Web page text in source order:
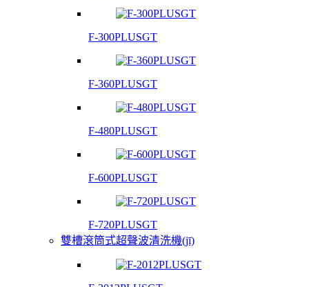
F-300PLUSGT
F-360PLUSGT
F-480PLUSGT
F-600PLUSGT
F-720PLUSGT
雙槽滾筒式超聲波清洗機(jī)